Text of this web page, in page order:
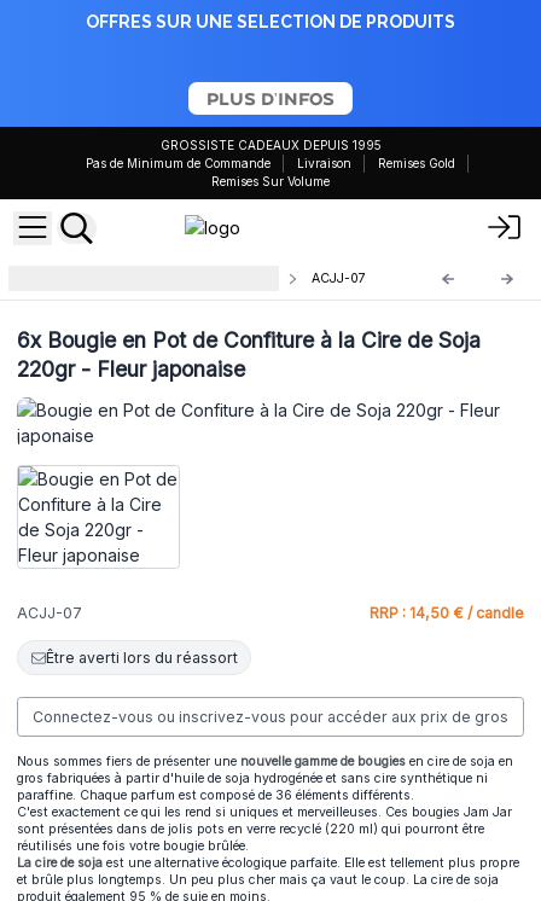
OFFRES SUR UNE SELECTION DE PRODUITS
PLUS D'INFOS
GROSSISTE CADEAUX DEPUIS 1995
Pas de Minimum de Commande
Livraison
Remises Gold
Remises Sur Volume
ACJJ-07
6xBougie en Pot de Confiture à la Cire de Soja
220gr - Fleur japonaise
ACJJ-07 RRP : 14,50 € / candle
Être averti lors du réassort
Connectez-vous ou inscrivez-vous pour accéder aux prix de gros
Nous sommes fiers de présenter une nouvelle gamme de bougies en cire de soja en
gros fabriquées à partir d'huile de soja hydrogénée et sans cire synthétique ni
paraffine. Chaque parfum est composé de 36 éléments différents.
C'est exactement ce qui les rend si uniques et merveilleuses. Ces bougies Jam Jar
sont présentées dans de jolis pots en verre recyclé (220 ml) qui pourront être
réutilisés une fois votre bougie brûlée.
La cire de soja est une alternative écologique parfaite. Elle est tellement plus propre
et brûle plus longtemps. Un peu plus cher mais ça vaut le coup. La cire de soja
produit également 95 % de suie en moins.